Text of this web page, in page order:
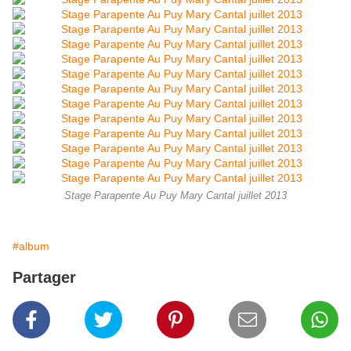
Stage Parapente Au Puy Mary Cantal juillet 2013
#album
Partager